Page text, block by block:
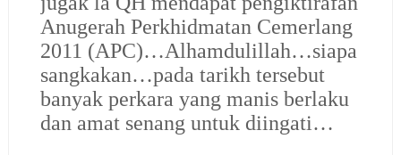
Anugerah Perkhidmatan Cemerlang
2011 (APC)…Alhamdulillah…siapa
sangkakan…pada tarikh tersebut
banyak perkara yang manis berlaku
dan amat senang untuk diingati…